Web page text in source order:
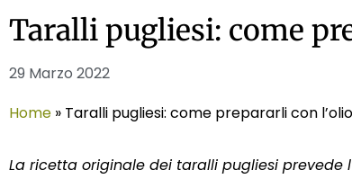
Taralli pugliesi: come
29 Marzo 2022
Home » Taralli pugliesi: come prepararli con
La ricetta originale dei taralli pugliesi prevede